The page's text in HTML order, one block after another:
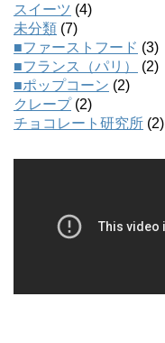
スイーツ (4)
未分類 (7)
■ファーストフード (3)
■フランス（パリ）
(2)
■ポップコーン (2)
クレープ(2)
チョコレート研究所 (2)